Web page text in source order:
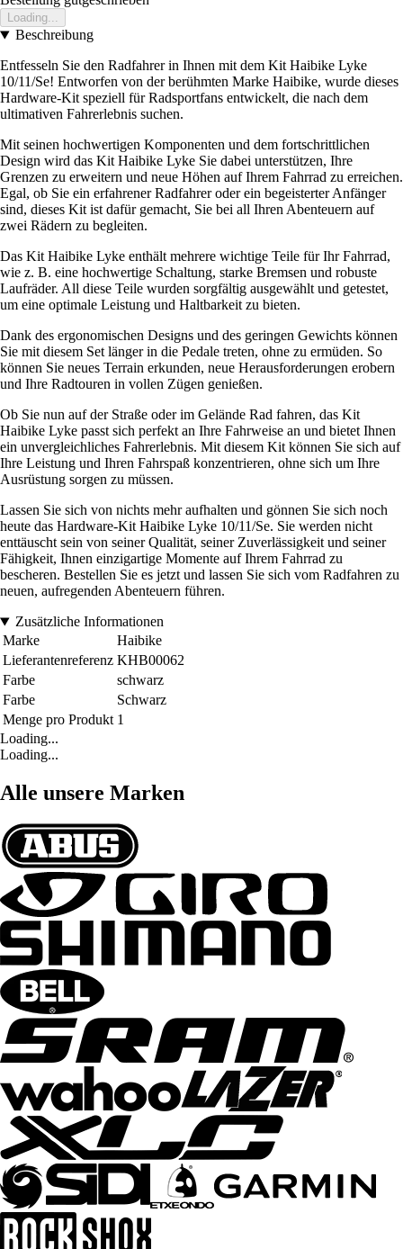
Loading...
Beschreibung
Entfesseln Sie den Radfahrer in Ihnen mit dem Kit Haibike Lyke
10/11/Se! Entworfen von der berühmten Marke Haibike, wurde dieses
Hardware-Kit speziell für Radsportfans entwickelt, die nach dem
ultimativen Fahrerlebnis suchen.
Mit seinen hochwertigen Komponenten und dem fortschrittlichen
Design wird das Kit Haibike Lyke Sie dabei unterstützen, Ihre
Grenzen zu erweitern und neue Höhen auf Ihrem Fahrrad zu erreichen.
Egal, ob Sie ein erfahrener Radfahrer oder ein begeisterter Anfänger
sind, dieses Kit ist dafür gemacht, Sie bei all Ihren Abenteuern auf
zwei Rädern zu begleiten.
Das Kit Haibike Lyke enthält mehrere wichtige Teile für Ihr Fahrrad,
wie z. B. eine hochwertige Schaltung, starke Bremsen und robuste
Laufräder. All diese Teile wurden sorgfältig ausgewählt und getestet,
um eine optimale Leistung und Haltbarkeit zu bieten.
Dank des ergonomischen Designs und des geringen Gewichts können
Sie mit diesem Set länger in die Pedale treten, ohne zu ermüden. So
können Sie neues Terrain erkunden, neue Herausforderungen erobern
und Ihre Radtouren in vollen Zügen genießen.
Ob Sie nun auf der Straße oder im Gelände Rad fahren, das Kit
Haibike Lyke passt sich perfekt an Ihre Fahrweise an und bietet Ihnen
ein unvergleichliches Fahrerlebnis. Mit diesem Kit können Sie sich auf
Ihre Leistung und Ihren Fahrspaß konzentrieren, ohne sich um Ihre
Ausrüstung sorgen zu müssen.
Lassen Sie sich von nichts mehr aufhalten und gönnen Sie sich noch
heute das Hardware-Kit Haibike Lyke 10/11/Se. Sie werden nicht
enttäuscht sein von seiner Qualität, seiner Zuverlässigkeit und seiner
Fähigkeit, Ihnen einzigartige Momente auf Ihrem Fahrrad zu
bescheren. Bestellen Sie es jetzt und lassen Sie sich vom Radfahren zu
neuen, aufregenden Abenteuern führen.
Zusätzliche Informationen
Marke
Haibike
Lieferantenreferenz KHB00062
Farbe
schwarz
Farbe
Schwarz
Menge pro Produkt 1
Loading...
Loading...
Alle unsere Marken